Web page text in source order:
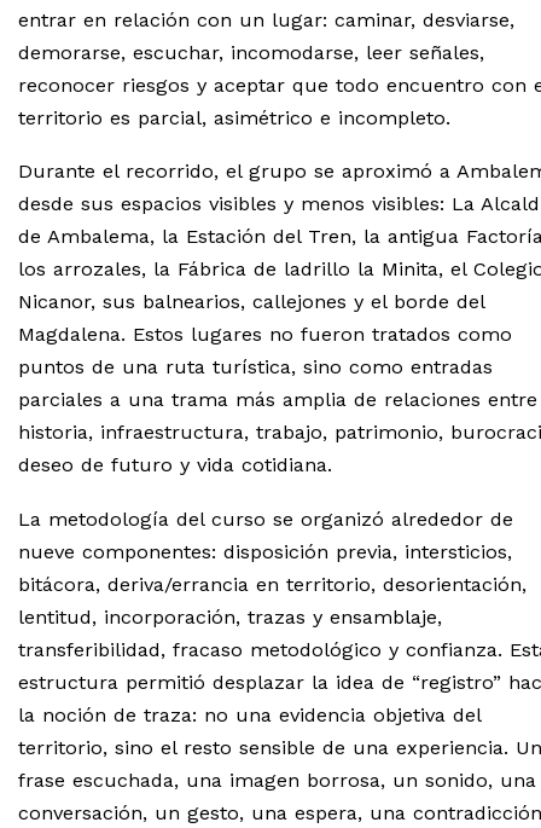
entrar en relación con un lugar: caminar, desviarse,
demorarse, escuchar, incomodarse, leer señales,
reconocer riesgos y aceptar que todo encuentro con
territorio es parcial, asimétrico e incompleto.
Durante el recorrido, el grupo se aproximó a
desde sus espacios visibles y menos visibles: La
de Ambalema, la Estación del Tren, la antigua
los arrozales, la Fábrica de ladrillo la Minita, el
Nicanor, sus balnearios, callejones y el borde del
Magdalena. Estos lugares no fueron tratados como
puntos de una ruta turística, sino como entradas
parciales a una trama más amplia de relaciones entre
historia, infraestructura, trabajo, patrimonio,
deseo de futuro y vida cotidiana.
La metodología del curso se organizó alrededor de
nueve componentes: disposición previa, intersticios,
bitácora, deriva/errancia en territorio, desorientación,
lentitud, incorporación, trazas y ensamblaje,
transferibilidad, fracaso metodológico y confianza.
estructura permitió desplazar la idea de “registro”
la noción de traza: no una evidencia objetiva del
territorio, sino el resto sensible de una experiencia.
frase escuchada, una imagen borrosa, un sonido, una
conversación, un gesto, una espera, una contradicción